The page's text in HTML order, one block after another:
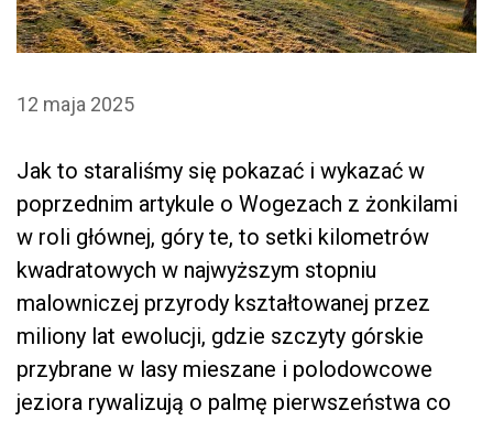
12 maja 2025
Jak to staraliśmy się pokazać i wykazać w
poprzednim artykule o Wogezach z żonkilami
w roli głównej, góry te, to setki kilometrów
kwadratowych w najwyższym stopniu
malowniczej przyrody kształtowanej przez
miliony lat ewolucji, gdzie szczyty górskie
przybrane w lasy mieszane i polodowcowe
jeziora rywalizują o palmę pierwszeństwa co